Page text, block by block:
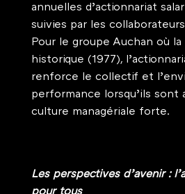
annuelles d’actionnariat
suivies par les
Pour le groupe Auchan où
historique (1977),
renforce le collectif et
performance lorsqu’ils sont
culture managériale forte.
Les perspectives d’avenir :
pour tous